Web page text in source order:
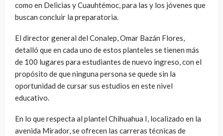
como en Delicias y Cuauhtémoc, para las y los jóvenes que
buscan concluir la preparatoria.
El director general del Conalep, Omar Bazán Flores,
detalló que en cada uno de estos planteles se tienen más
de 100 lugares para estudiantes de nuevo ingreso, con el
propósito de que ninguna persona se quede sin la
oportunidad de cursar sus estudios en este nivel
educativo.
En lo que respecta al plantel Chihuahua I, localizado en la
avenida Mirador, se ofrecen las carreras técnicas de